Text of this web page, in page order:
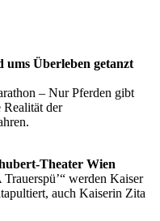
Überleben getanzt
– Nur Pferden gibt
Realität der
Theater Wien
werden Kaiser
auch Kaiserin Zita